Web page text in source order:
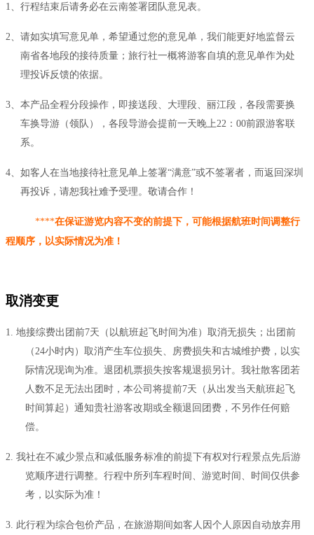
1、行程结束后请务必在云南签署团队意见表。
2、请如实填写意见单，希望通过您的意见单，我们能更好地监督云
南省各地段的接待质量；旅行社一概将游客自填的意见单作为处
理投诉反馈的依据。
3、本产品全程分段操作，即接送段、大理段、丽江段，各段需要换
车换导游（领队），各段导游会提前一天晚上22：00前跟游客联
系。
4、如客人在当地接待社意见单上签署“满意”或不签署者，而返回深圳
再投诉，请恕我社难予受理。敬请合作！
****在保证游览内容不变的前提下，可能根据航班时间调整行
程顺序，以实际情况为准！
取消变更
1. 地接综费出团前7天（以航班起飞时间为准）取消无损失；出团前
（24小时内）取消产生车位损失、房费损失和古城维护费，以实
际情况现询为准。退团机票损失按客规退损另计。我社散客团若
人数不足无法出团时，本公司将提前7天（从出发当天航班起飞
时间算起）通知贵社游客改期或全额退回团费，不另作任何赔
偿。
2. 我社在不减少景点和减低服务标准的前提下有权对行程景点先后游
览顺序进行调整。行程中所列车程时间、游览时间、时间仅供参
考，以实际为准！
3. 此行程为综合包价产品，在旅游期间如客人因个人原因自动放弃用